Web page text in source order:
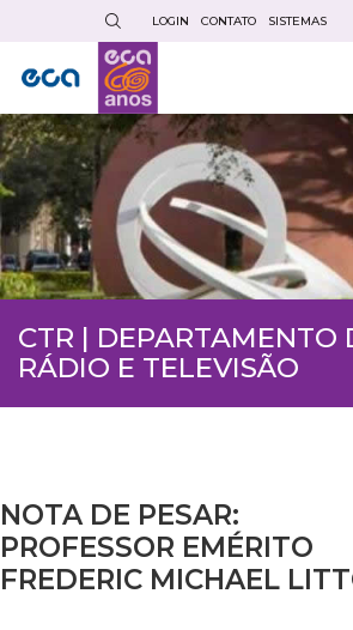
conteúdo
principal
LOGIN CONTATO SISTEMAS
CTR | DEPARTAMENTO
RÁDIO E TELEVISÃO
NOTA DE PESAR:
PROFESSOR EMÉRITO
FREDERIC MICHAEL